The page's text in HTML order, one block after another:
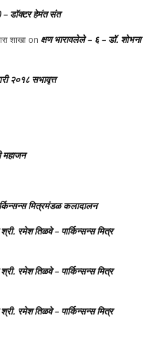
डॉक्टर हेमंत संत
शाखा on क्षण भारावलेले – ६ – डॉ. शोभना
२०१८ सभावृत्त
महाजन
मित्रमंडळ कलादालन
रमेश तिळवे – पार्किन्सन्स मित्र
रमेश तिळवे – पार्किन्सन्स मित्र
रमेश तिळवे – पार्किन्सन्स मित्र